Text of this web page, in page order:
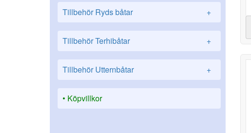
Tillbehör Ryds båtar +
Tillbehör Terhibåtar +
Tillbehör Utternbåtar +
Köpvillkor